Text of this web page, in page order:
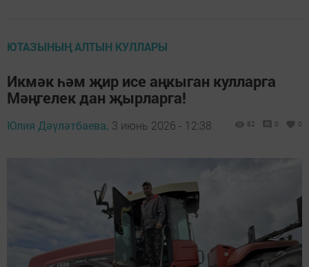
ЮТАЗЫНЫҢ АЛТЫН КУЛЛАРЫ
Икмәк һәм җир исе аңкыган кулларга
Мәңгелек дан җырларга!
Юлия Дәүләтбаева, 3 июнь 2026 - 12:38 82 0 0